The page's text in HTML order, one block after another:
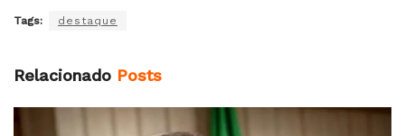
Tags: destaque
Relacionado Posts